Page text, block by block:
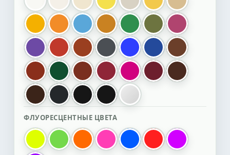
белый белый перламутровый
Светлая слоновая кость
лимонныйнейтральный
желтыйбежевый
золотистыйоранжевый
голубойохра зеленыйболотныйТемно-
фиолетовый
красныйкрасный оксид карамель
Графитовый серый
ультрамарин электрик
синийкоричневый
красный оксид
т.зеленыйКрасно-коричневый
гранатовыймажента фукси
БордоШоколадно-
т.коричневый
графитчернаячерныйчёрный оксид
ФЛУОРЕСЦЕНТНЫЕ ЦВЕТА
лимонный флуоресцентный
зеленый флуоресцентный
оранжевый флуоресцентный
розовый флуоресцентный
синий флуоресцентный
красныйпурпурный